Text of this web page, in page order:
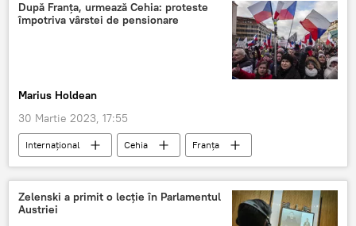
După Franța, urmează Cehia: proteste
împotriva vârstei de pensionare
Marius Holdean
30 Martie 2023, 17:55
Internaţional Cehia Franța
Zelenski a primit o lecţie în Parlamentul
Austriei